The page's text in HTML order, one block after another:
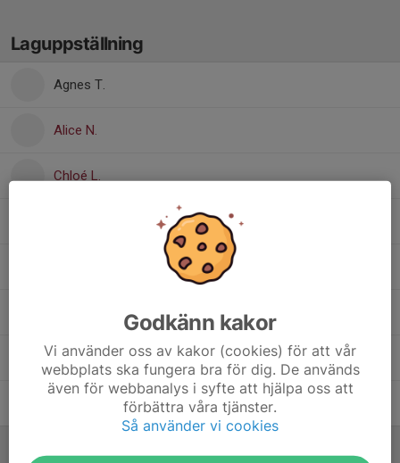
Laguppställning
Agnes T.
Alice N.
Chloé L.
Paulina A.
Godkänn kakor
Vi använder oss av kakor (cookies) för att vår
webbplats ska fungera bra för dig. De används
även för webbanalys i syfte att hjälpa oss att
förbättra våra tjänster.
Så använder vi cookies